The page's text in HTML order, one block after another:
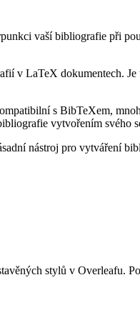
vaší bibliografie při
v LaTeX dokumentech.
s BibTeXem,
vytvořením svého
nástroj pro vytváření
stylů v Overleafu.